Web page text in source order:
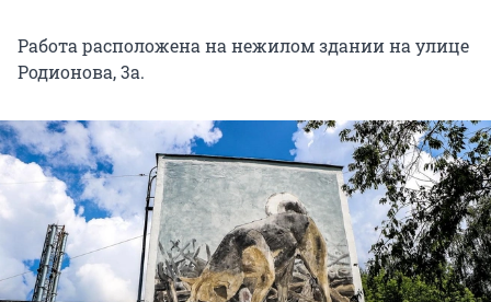
Работа расположена на нежилом здании на улице
Родионова, 3а.